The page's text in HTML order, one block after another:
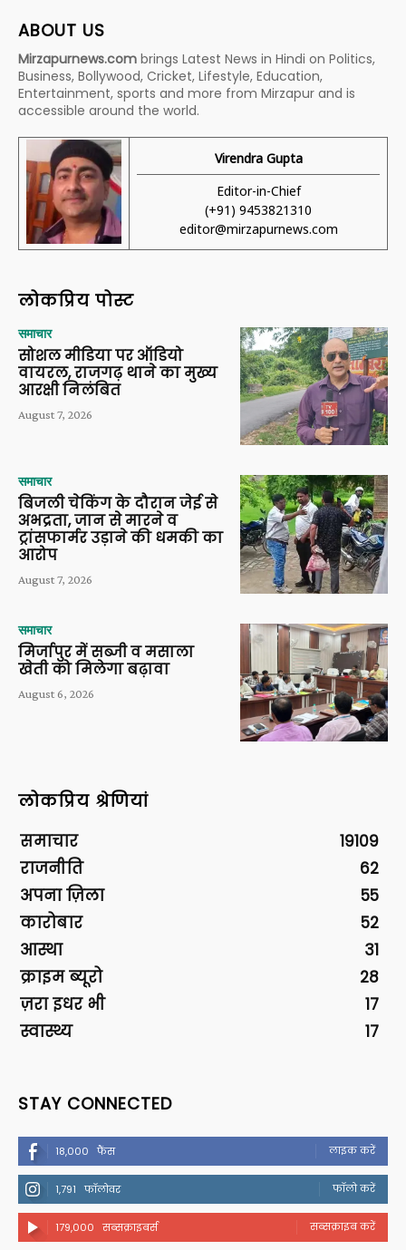
ABOUT US
Mirzapurnews.com brings Latest News in Hindi on Politics,
Business, Bollywood, Cricket, Lifestyle, Education,
Entertainment, sports and more from Mirzapur and is
accessible around the world.
Virendra Gupta
Editor-in-Chief
(+91) 9453821310
editor@mirzapurnews.com
लोकप्रिय पोस्ट
समाचार
सोशल मीडिया पर ऑडियो
वायरल, राजगढ़ थाने का मुख्य
आरक्षी निलंबित
August 7, 2026
समाचार
बिजली चेकिंग के दौरान जेई से
अभद्रता, जान से मारने व
ट्रांसफार्मर उड़ाने की धमकी का
आरोप
August 7, 2026
समाचार
मिर्जापुर में सब्जी व मसाला
खेती को मिलेगा बढ़ावा
August 6, 2026
लोकप्रिय श्रेणियां
समाचार
19109
राजनीति
62
अपना ज़िला
55
कारोबार
52
आस्था
31
क्राइम ब्यूरो
28
ज़रा इधर भी
17
स्वास्थ्य
17
STAY CONNECTED
18,000 फैंस लाइक करें
1,791 फॉलोवर फॉलो करें
179,000 सब्सक्राइबर्स सब्सक्राइब करें